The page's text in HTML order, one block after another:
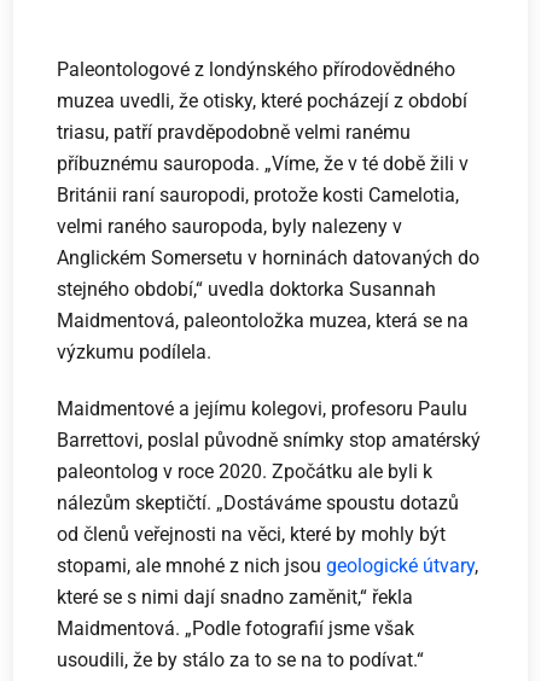
Paleontologové z londýnského přírodovědného
muzea uvedli, že otisky, které pocházejí z období
triasu, patří pravděpodobně velmi ranému
příbuznému sauropoda. „Víme, že v té době žili v
Británii raní sauropodi, protože kosti Camelotia,
velmi raného sauropoda, byly nalezeny v
Anglickém Somersetu v horninách datovaných do
stejného období,“ uvedla doktorka Susannah
Maidmentová, paleontoložka muzea, která se na
výzkumu podílela.
Maidmentové a jejímu kolegovi, profesoru Paulu
Barrettovi, poslal původně snímky stop amatérský
paleontolog v roce 2020. Zpočátku ale byli k
nálezům skeptičtí. „Dostáváme spoustu dotazů
od členů veřejnosti na věci, které by mohly být
stopami, ale mnohé z nich jsougeologické útvary,
které se s nimi dají snadno zaměnit,“ řekla
Maidmentová. „Podle fotografií jsme však
usoudili, že by stálo za to se na to podívat.“